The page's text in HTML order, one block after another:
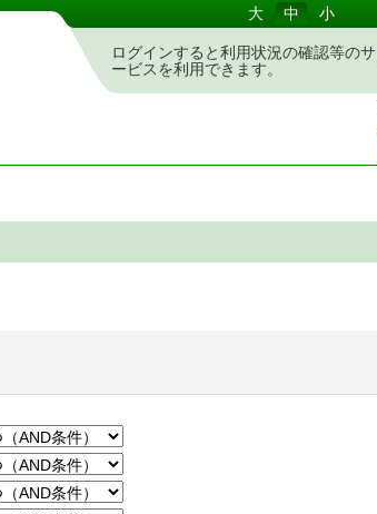
大 中 小
ログインすると利用状況の確認等のサ
ービスを利用できます。